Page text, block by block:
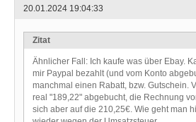
20.01.2024 19:04:33
Zitat
Ähnlicher Fall: Ich kaufe was über Ebay.
mir Paypal bezahlt (und vom Konto
manchmal einen Rabatt, bzw. Gutschein.
real "189,22" abgebucht, die Rechnung
sich aber auf die 210,25€. Wie geht man